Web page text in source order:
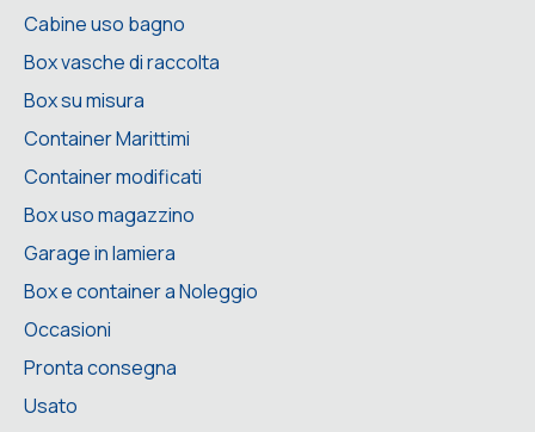
Cabine uso bagno
Box vasche di raccolta
Box su misura
Container Marittimi
Container modificati
Box uso magazzino
Garage in lamiera
Box e container a Noleggio
Occasioni
Pronta consegna
Usato